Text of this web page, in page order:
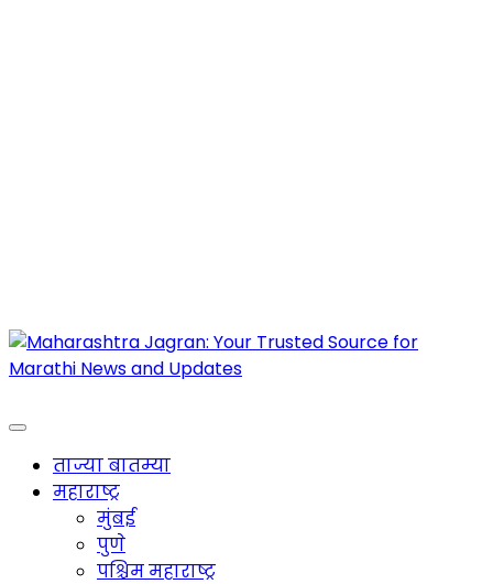
Maharashtra Jagran : Your Trusted Companion
ताज्या बातम्या
महाराष्ट्र
मुंबई
पुणे
पश्चिम महाराष्ट्र